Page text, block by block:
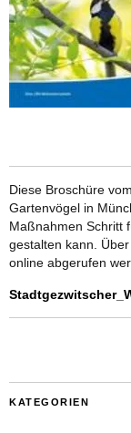
Diese Broschüre
Gartenvögel in
Maßnahmen Schritt
gestalten kann.
online abgerufen
KATEGORIEN